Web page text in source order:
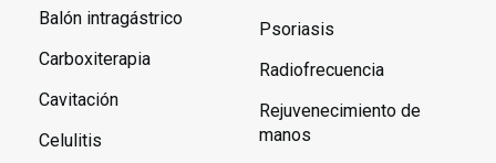
Balón intragástrico
Carboxiterapia
Cavitación
Celulitis
Psoriasis
Radiofrecuencia
Rejuvenecimiento de
manos